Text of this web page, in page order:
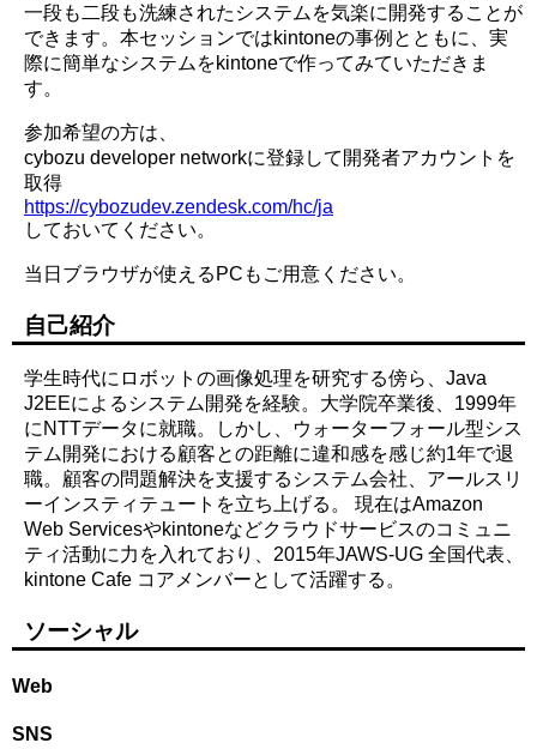
一段も二段も洗練されたシステムを気楽に開発することが
できます。本セッションではkintoneの事例とともに、実
際に簡単なシステムをkintoneで作ってみていただきま
す。
参加希望の方は、
cybozu developer networkに登録して開発者アカウントを
取得
https://cybozudev.zendesk.com/hc/ja
しておいてください。
当日ブラウザが使えるPCもご用意ください。
自己紹介
学生時代にロボットの画像処理を研究する傍ら、Java
J2EEによるシステム開発を経験。大学院卒業後、1999年
にNTTデータに就職。しかし、ウォーターフォール型シス
テム開発における顧客との距離に違和感を感じ約1年で退
職。顧客の問題解決を支援するシステム会社、アールスリ
ーインスティテュートを立ち上げる。 現在はAmazon
Web Servicesやkintoneなどクラウドサービスのコミュニ
ティ活動に力を入れており、2015年JAWS-UG 全国代表、
kintone Cafe コアメンバーとして活躍する。
ソーシャル
Web
SNS